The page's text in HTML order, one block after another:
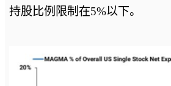
持股比例限制在5%以下。